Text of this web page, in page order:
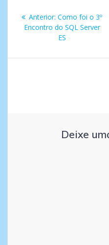
deAnterior: Post
anterior:
Como foi o 3º
Encontro do SQL Server
ES
Deixe